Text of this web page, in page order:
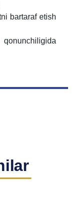
bartaraf etish